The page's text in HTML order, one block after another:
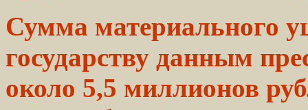
Сумма материального
государству данным
около 5,5 миллионов